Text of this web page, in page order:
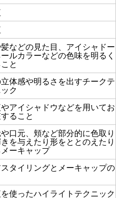
などの見た目、アイシャドー
ルカラーなどの色味を明るく
と
体感や明るさを出すチークテ
ク
アイシャドウなどを用いてお
ること
や口元、頬など部分的に色取り
を与えたり形をととのえたり
ーキャップ
タイリングとメーキャップの
使ったハイライトテクニック